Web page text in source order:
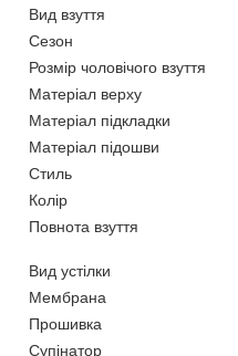
Вид взуття
Сезон
Розмір чоловічого взуття
Матеріал верху
Матеріал підкладки
Матеріал підошви
Стиль
Колір
Повнота взуття
Вид устілки
Мембрана
Прошивка
Супінатор